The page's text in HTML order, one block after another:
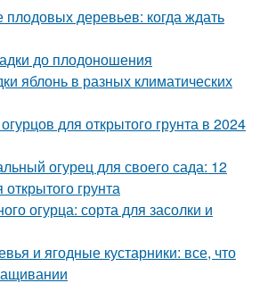
деревьев: когда ждать
до плодоношения
яблонь в разных климатических
для открытого грунта в 2024
огурец для своего сада: 12
грунта
огурца: сорта для засолки и
и ягодные кустарники: все, что